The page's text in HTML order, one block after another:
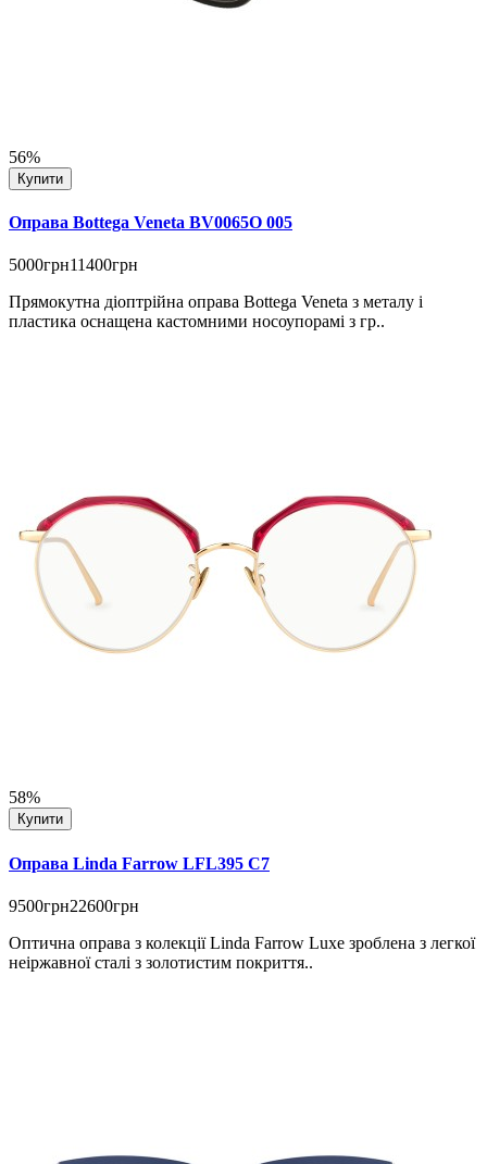
56%
Купити
Оправа Bottega Veneta BV0065O 005
5000грн11400грн
Прямокутна діоптрійна оправа Bottega Veneta з металу і
пластика оснащена кастомними носоупорамі з гр..
58%
Купити
Оправа Linda Farrow LFL395 C7
9500грн22600грн
Оптична оправа з колекції Linda Farrow Luxe зроблена з легкої
неіржавної сталі з золотистим покриття..